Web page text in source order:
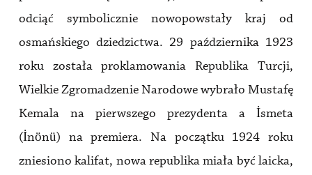
odciąć symbolicznie nowopowstały kraj od
osmańskiego dziedzictwa. 29 października 1923
roku została proklamowania Republika Turcji,
Wielkie Zgromadzenie Narodowe wybrało Mustafę
Kemala na pierwszego prezydenta a İsmeta
(İnönü) na premiera. Na początku 1924 roku
zniesiono kalifat, nowa republika miała być laicka,